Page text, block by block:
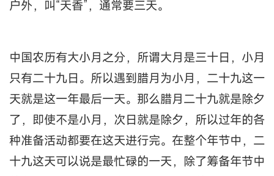
户外，叫“天香”，通常要三天。
中国农历有大小月之分，所谓大月是三十日，小月
只有二十九日。所以遇到腊月为小月，二十九这一
天就是这一年最后一天。那么腊月二十九就是除夕
了，即使不是小月，次日就是除夕，所以过年的各
种准备活动都要在这天进行完。在整个年节中，二
十九这天可以说是最忙碌的一天，除了筹备年节中